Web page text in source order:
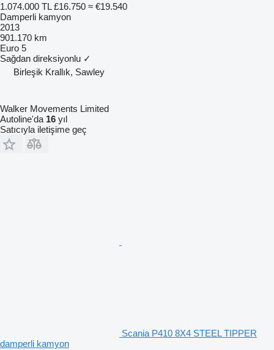
1.074.000 TL £16.750 ≈ €19.540
Damperli kamyon
2013
901.170 km
Euro 5
Sağdan direksiyonlu ✓
Birleşik Krallık, Sawley
Walker Movements Limited
Autoline'da 16 yıl
Satıcıyla iletişime geç
Scania P410 8X4 STEEL TIPPER
damperli kamyon